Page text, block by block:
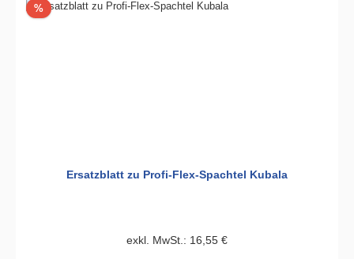
%Rabatt
Ersatzblatt zu Profi-Flex-Spachtel Kubala
exkl. MwSt.: 16,55 €